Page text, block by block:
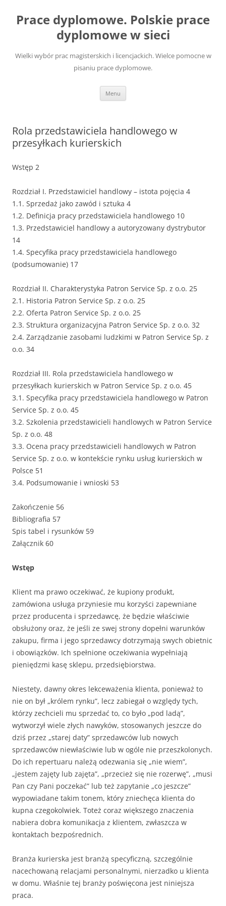
treści
Prace dyplomowe. Polskie prace
dyplomowe w sieci
Wielki wybór prac magisterskich i licencjackich. Wielce pomocne w
pisaniu prace dyplomowe.
Menu
Rola przedstawiciela handlowego w
przesyłkach kurierskich
Wstęp 2
Rozdział I. Przedstawiciel handlowy – istota pojęcia 4
1.1. Sprzedaż jako zawód i sztuka 4
1.2. Definicja pracy przedstawiciela handlowego 10
1.3. Przedstawiciel handlowy a autoryzowany dystrybutor
14
1.4. Specyfika pracy przedstawiciela handlowego
(podsumowanie) 17
Rozdział II. Charakterystyka Patron Service Sp. z o.o. 25
2.1. Historia Patron Service Sp. z o.o. 25
2.2. Oferta Patron Service Sp. z o.o. 25
2.3. Struktura organizacyjna Patron Service Sp. z o.o. 32
2.4. Zarządzanie zasobami ludzkimi w Patron Service Sp. z
o.o. 34
Rozdział III. Rola przedstawiciela handlowego w
przesyłkach kurierskich w Patron Service Sp. z o.o. 45
3.1. Specyfika pracy przedstawiciela handlowego w Patron
Service Sp. z o.o. 45
3.2. Szkolenia przedstawicieli handlowych w Patron Service
Sp. z o.o. 48
3.3. Ocena pracy przedstawicieli handlowych w Patron
Service Sp. z o.o. w kontekście rynku usług kurierskich w
Polsce 51
3.4. Podsumowanie i wnioski 53
Zakończenie 56
Bibliografia 57
Spis tabel i rysunków 59
Załącznik 60
Wstęp
Klient ma prawo oczekiwać, że kupiony produkt,
zamówiona usługa przyniesie mu korzyści zapewniane
przez producenta i sprzedawcę, że będzie właściwie
obsłużony oraz, że jeśli ze swej strony dopełni warunków
zakupu, firma i jego sprzedawcy dotrzymają swych obietnic
i obowiązków. Ich spełnione oczekiwania wypełniają
pieniędzmi kasę sklepu, przedsiębiorstwa.
Niestety, dawny okres lekceważenia klienta, ponieważ to
nie on był „królem rynku”, lecz zabiegał o względy tych,
którzy zechcieli mu sprzedać to, co było „pod ladą”,
wytworzył wiele złych nawyków, stosowanych jeszcze do
dziś przez „starej daty” sprzedawców lub nowych
sprzedawców niewłaściwie lub w ogóle nie przeszkolonych.
Do ich repertuaru należą odezwania się „nie wiem”,
„jestem zajęty lub zajęta”, „przecież się nie rozerwę”, „musi
Pan czy Pani poczekać” lub też zapytanie „co jeszcze”
wypowiadane takim tonem, który zniechęca klienta do
kupna czegokolwiek. Toteż coraz większego znaczenia
nabiera dobra komunikacja z klientem, zwłaszcza w
kontaktach bezpośrednich.
Branża kurierska jest branżą specyficzną, szczególnie
nacechowaną relacjami personalnymi, nierzadko u klienta
w domu. Właśnie tej branży poświęcona jest niniejsza
praca.